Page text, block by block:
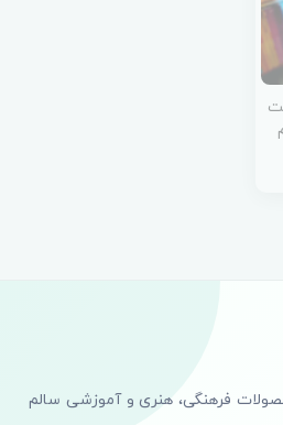
فرهنگی، هنری و آموزشی سالم